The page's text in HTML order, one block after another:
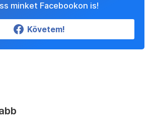
minket Facebookon is!
Követem!